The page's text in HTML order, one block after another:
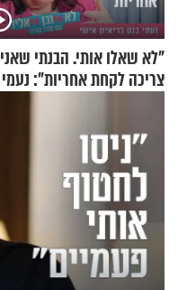
"לא שאלו אותי. הבנתי שאני
צריכה לקחת אחריות": נעמי